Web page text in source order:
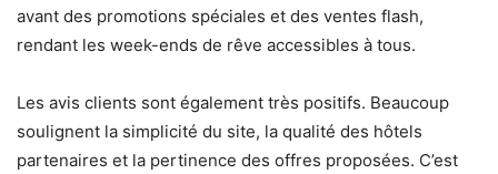
avant des promotions spéciales et des ventes flash,
rendant les week-ends de rêve accessibles à tous.
Les avis clients sont également très positifs. Beaucoup
soulignent la simplicité du site, la qualité des hôtels
partenaires et la pertinence des offres proposées. C’est